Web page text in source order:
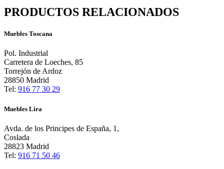
PRODUCTOS RELACIONADOS
Muebles Toscana
Pol. Industrial
Carretera de Loeches, 85
Torrejón de Ardoz
28850 Madrid
Tel: 916 77 30 29
Muebles Lira
Avda. de los Principes de España, 1,
Coslada
28823 Madrid
Tel: 916 71 50 46